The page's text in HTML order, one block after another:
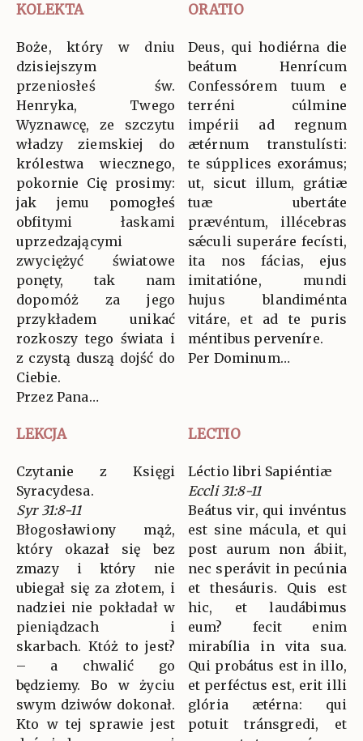
KOLEKTA ORATIO
Boże, który w dniu
dzisiejszym
przeniosłeś św.
Henryka, Twego
Wyznawcę, ze szczytu
władzy ziemskiej do
królestwa wiecznego,
pokornie Cię prosimy:
jak jemu pomogłeś
obfitymi łaskami
uprzedzającymi
zwyciężyć światowe
ponęty, tak nam
dopomóż za jego
przykładem unikać
rozkoszy tego świata i
z czystą duszą dojść do
Ciebie.
Przez Pana…
Deus, qui hodiérna die
beátum Henrícum
Confessórem tuum e
terréni cúlmine
impérii ad regnum
ætérnum transtulísti:
te súpplices exorámus;
ut, sicut illum, grátiæ
tuæ ubertáte
prævéntum, illécebras
sǽculi superáre fecísti,
ita nos fácias, ejus
imitatióne, mundi
hujus blandiménta
vitáre, et ad te puris
méntibus perveníre.
Per Dominum…
LEKCJA LECTIO
Czytanie z Księgi
Syracydesa.
Syr 31:8-11
Błogosławiony mąż,
który okazał się bez
zmazy i który nie
ubiegał się za złotem, i
nadziei nie pokładał w
pieniądzach i
skarbach. Któż to jest?
– a chwalić go
będziemy. Bo w życiu
swym dziwów dokonał.
Kto w tej sprawie jest
Léctio libri Sapiéntiæ
Eccli 31:8-11
Beátus vir, qui invéntus
est sine mácula, et qui
post aurum non ábiit,
nec sperávit in pecúnia
et thesáuris. Quis est
hic, et laudábimus
eum? fecit enim
mirabília in vita sua.
Qui probátus est in illo,
et perféctus est, erit illi
glória ætérna: qui
potuit tránsgredi, et